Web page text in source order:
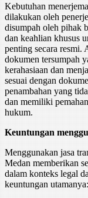
Kebutuhan
dilakukan oleh
disumpah oleh pihak
dan keahlian khusus
penting secara resmi.
dokumen tersumpah
kerahasiaan dan
sesuai dengan
penambahan yang
dan memiliki
hukum.
Keuntungan
Menggunakan jasa
Medan memberikan
dalam konteks legal
keuntungan utamanya: